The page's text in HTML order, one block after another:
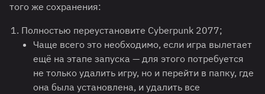
того же сохранения:
Полностью переустановите Cyberpunk 2077;
Чаще всего это необходимо, если игра вылетает
ещё на этапе запуска — для этого потребуется
не только удалить игру, но и перейти в папку, где
она была установлена, и удалить все